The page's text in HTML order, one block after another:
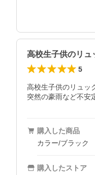
高校生子供のリ
5
高校生子供のリュッ
突然の豪雨など不安
購入した商品
カラー/ブラック
購入したストア